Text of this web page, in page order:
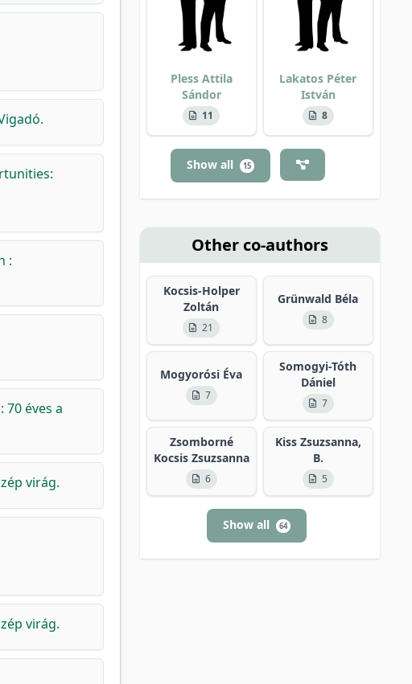
:
éves a
virág.
virág.
Pless Attila
Sándor
11
Lakatos Péter
István
8
Show all 15
Other co-authors
Kocsis-Holper
Zoltán
21
Grünwald Béla
8
Mogyorósi Éva
7
Somogyi-Tóth
Dániel
7
Zsomborné
Kocsis Zsuzsanna
6
Kiss Zsuzsanna,
B.
5
Show all 64